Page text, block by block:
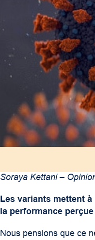
Soraya Kettani –
Les variants mettent
la performance
Nous pensions que ce